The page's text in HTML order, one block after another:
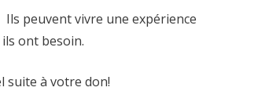
peuvent vivre une expérience
ont besoin.
suite à votre don!